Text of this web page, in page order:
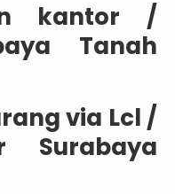
kantor /
Tanah
via Lcl /
Surabaya